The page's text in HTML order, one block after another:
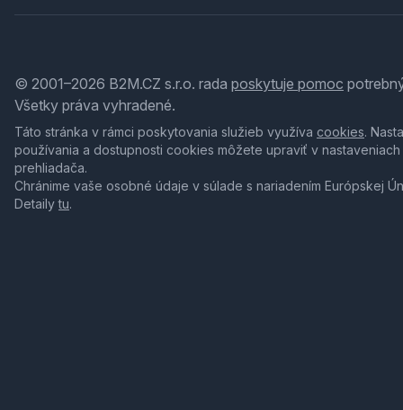
© 2001–2026 B2M.CZ s.r.o. rada poskytuje pomoc
Všetky práva vyhradené.
Táto stránka v rámci poskytovania služieb využíva cookies.
používania a dostupnosti cookies môžete upraviť v nastaveniach
prehliadača.
Chránime vaše osobné údaje v súlade s nariadením Európskej
Detailytu.